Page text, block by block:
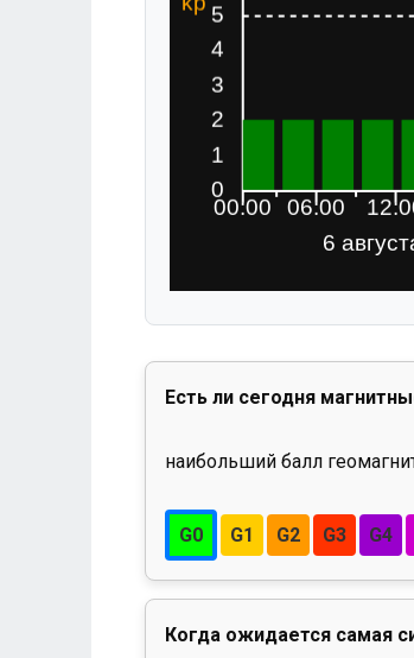
Есть ли сегодня
наибольший балл
G0 G1 G2 G3 G4
Когда ожидается самая